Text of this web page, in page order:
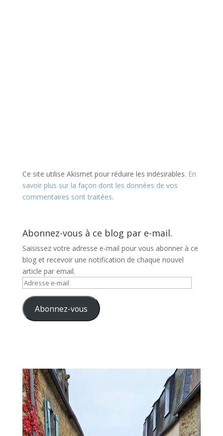
Ce site utilise Akismet pour réduire les indésirables. En
savoir plus sur la façon dont les données de vos
commentaires sont traitées.
Abonnez-vous à ce blog par e-mail.
Saisissez votre adresse e-mail pour vous abonner à ce
blog et recevoir une notification de chaque nouvel
article par email.
Adresse
mail Abonnez-vous